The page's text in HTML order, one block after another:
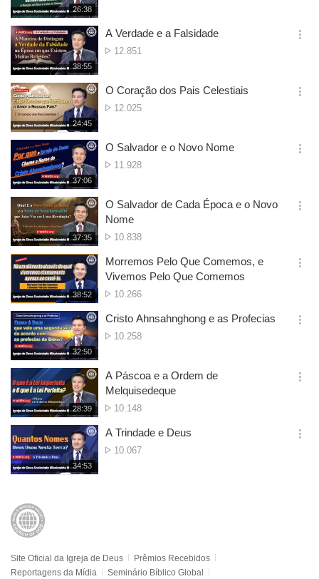
재
생
시
간
26:38
기
재
생
시
간
38:55
A Verdade e a Falsidade
Nº
12.851
옵
기
재
생
시
간
24:45
O Coração dos Pais Celestiais
Nº
12.025
옵
기
재
생
시
간
37:06
O Salvador e o Novo Nome
Nº
11.928
옵
기
재
생
시
간
37:35
O Salvador de Cada Época e o Novo
Nome
Nº
Visualizações
10.838
옵
기
재
생
시
간
38:52
Morremos Pelo Que Comemos, e
Vivemos Pelo Que Comemos
Nº
Visualizações
10.266
옵
기
재
생
시
간
32:50
Cristo Ahnsahnghong e as Profecias
Nº
10.258
옵
기
재
생
시
간
28:39
A Páscoa e a Ordem de
Melquisedeque
Nº
Visualizações
10.148
옵
기
재
생
34:53
A Trindade e Deus
Nº
10.067
옵
Site Oficial da Igreja de Deus
Prêmios Recebidos
Reportagens da Mídia
Seminário Bíblico Global